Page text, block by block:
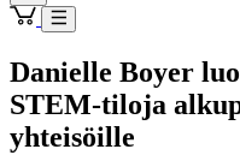
Danielle Boyer
STEM-tiloja
yhteisöille